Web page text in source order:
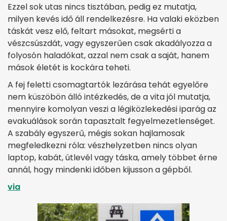
Ezzel sok utas nincs tisztában, pedig ez mutatja,
milyen kevés idő áll rendelkezésre. Ha valaki eközben
táskát vesz elő, feltart másokat, megsérti a
vészcsúszdát, vagy egyszerűen csak akadályozza a
folyosón haladókat, azzal nem csak a saját, hanem
mások életét is kockára teheti.
A fej feletti csomagtartók lezárása tehát egyelőre
nem küszöbön álló intézkedés, de a vita jól mutatja,
mennyire komolyan veszi a légiközlekedési iparág az
evakuálások során tapasztalt fegyelmezetlenséget.
A szabály egyszerű, mégis sokan hajlamosak
megfeledkezni róla: vészhelyzetben nincs olyan
laptop, kabát, útlevél vagy táska, amely többet érne
annál, hogy mindenki időben kijusson a gépből.
via